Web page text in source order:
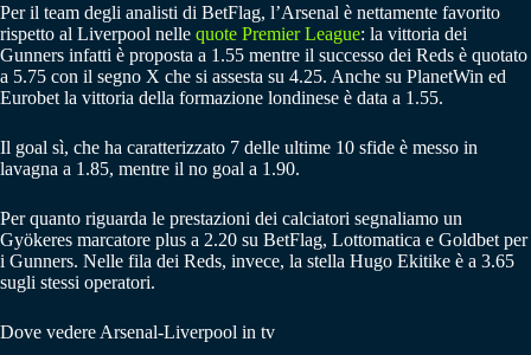
Per il team degli analisti di BetFlag, l’Arsenal è nettamente favorito
rispetto al Liverpool nelle quote Premier League: la vittoria dei
Gunners infatti è proposta a 1.55 mentre il successo dei Reds è quotato
a 5.75 con il segno X che si assesta su 4.25. Anche su PlanetWin ed
Eurobet la vittoria della formazione londinese è data a 1.55.
Il goal sì, che ha caratterizzato 7 delle ultime 10 sfide è messo in
lavagna a 1.85, mentre il no goal a 1.90.
Per quanto riguarda le prestazioni dei calciatori segnaliamo un
Gyökeres marcatore plus a 2.20 su BetFlag, Lottomatica e Goldbet per
i Gunners. Nelle fila dei Reds, invece, la stella Hugo Ekitike è a 3.65
sugli stessi operatori.
Dove vedere Arsenal-Liverpool in tv